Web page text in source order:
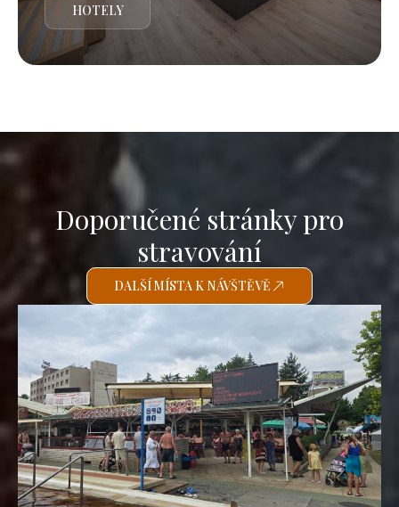
HOTELY
Doporučené stránky pro
stravování
DALŠÍ MÍSTA K NÁVŠTĚVĚ